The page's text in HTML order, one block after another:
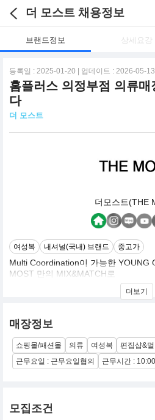
더 모스트 채용정보
브랜드정보 상세요강
등록일 : 2025-01-20 | 업데이트 : 2026-05-13
홈플러스 의정부점 의류매
다
더 모스트
더모스트(THE
여성복 내셔널(국내) 브랜드 중고가
Multi Coordination이 가능한 YOUNG
MOST 만의 MIX&MATCH로
자신을 당당하고 개성있게 표현할 수
회사입니다
서로가 윈윈이 되는 환경을 만들어 드
더보기
매장정보
쇼핑몰/패션몰 의류 여성복 편집샵&
근무요일 : 근무요일협의
근무시간 :
모집조건